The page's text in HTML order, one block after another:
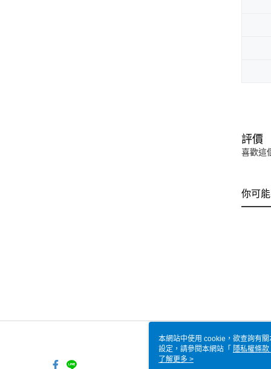
評價
喜歡這
你可
本網站中使用 cookie，欲查詢有
設定，請參閱本網站「 隱私權條款
使用 cookie。
了解更多 >